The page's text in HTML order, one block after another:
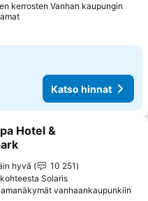
kerrosten Vanhan kaupungin
Katso hinnat
suosikkeihin
Hotel &
hyvä
10 251
Solaris
vanhaankaupunkiin